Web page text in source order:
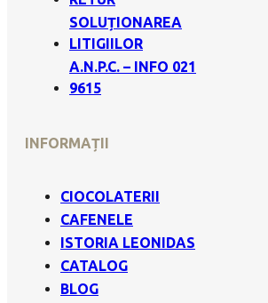
SOLUȚIONAREA
LITIGIILOR
A.N.P.C. – INFO 021
9615
INFORMAȚII
CIOCOLATERII
CAFENELE
ISTORIA LEONIDAS
CATALOG
BLOG